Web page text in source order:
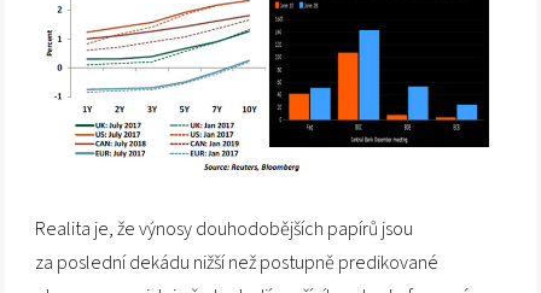
Realita je, že výnosy douhodobějších papírů jsou
za poslední dekádu nižší než postupně predikované